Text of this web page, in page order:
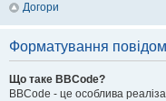
Догори
Форматування
Що таке BBCode?
BBCode - це особлива